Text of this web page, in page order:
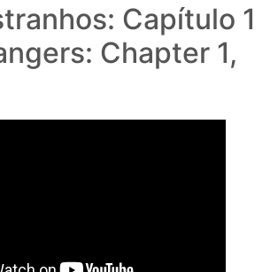
Capítulo 1
Chapter 1,